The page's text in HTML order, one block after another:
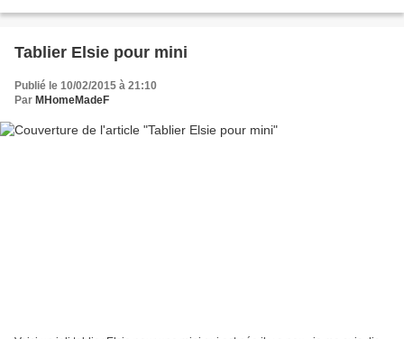
Tablier Elsie pour mini
Publié le 10/02/2015 à 21:10
Par MHomeMadeF